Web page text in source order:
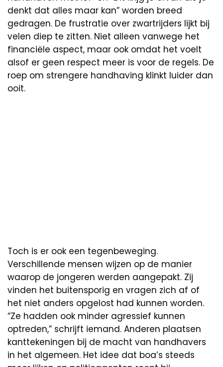
denkt dat alles maar kan” worden breed
gedragen. De frustratie over zwartrijders lijkt bij
velen diep te zitten. Niet alleen vanwege het
financiële aspect, maar ook omdat het voelt
alsof er geen respect meer is voor de regels. De
roep om strengere handhaving klinkt luider dan
ooit.
Toch is er ook een tegenbeweging.
Verschillende mensen wijzen op de manier
waarop de jongeren werden aangepakt. Zij
vinden het buitensporig en vragen zich af of
het niet anders opgelost had kunnen worden.
“Ze hadden ook minder agressief kunnen
optreden,” schrijft iemand. Anderen plaatsen
kanttekeningen bij de macht van handhavers
in het algemeen. Het idee dat boa’s steeds